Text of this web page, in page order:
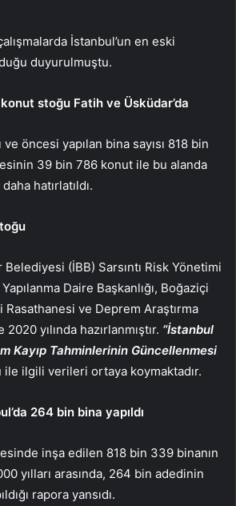
İstanbul’un en eski
duyurulmuştu.
stoğu Fatih ve Üsküdar’da
ve öncesi yapılan bina sayısı 818 bin
39 bin 786 konut ile bu alanda
hatırlatıldı.
(İBB) Sarsıntı Risk Yönetimi
Daire Başkanlığı, Boğaziçi
ve Deprem Araştırma
yılında hazırlanmıştır. “İstanbul
Kayıp Tahminlerinin Güncellenmesi
ilgili verileri ortaya koymaktadır.
264 bin bina yapıldı
inşa edilen 818 bin 339 binanın
yılları arasında, 264 bin adedinin
rapora yansıdı.